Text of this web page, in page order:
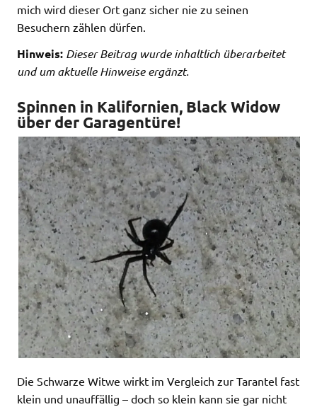
mich wird dieser Ort ganz sicher nie zu seinen
Besuchern zählen dürfen.
Hinweis: Dieser Beitrag wurde inhaltlich überarbeitet
und um aktuelle Hinweise ergänzt.
Spinnen in Kalifornien, Black Widow
über der Garagentüre!
Die Schwarze Witwe wirkt im Vergleich zur Tarantel fast
klein und unauffällig – doch so klein kann sie gar nicht